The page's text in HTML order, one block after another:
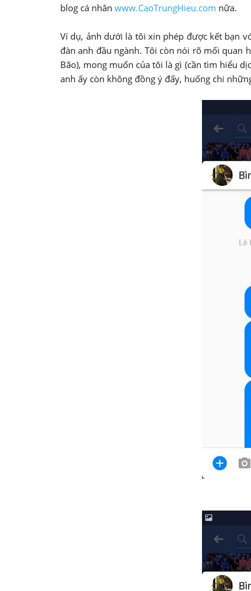
blog cá nhân www.CaoTrungHieu.com nữa.
Ví dụ, ảnh dưới là tôi xin phép được kết bạn
đàn anh đầu ngành. Tôi còn nói rõ mối quan
Bão), mong muốn của tôi là gì (cần tìm hiểu
anh ấy còn không đồng ý đấy, huống chi